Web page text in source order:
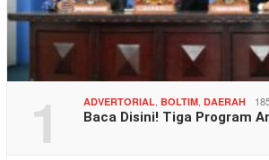
1 ADVERTORIAL BOLTIM DAERAH
Baca Disini! Tiga Program